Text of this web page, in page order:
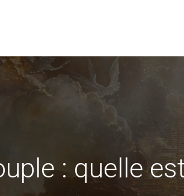
: quelle